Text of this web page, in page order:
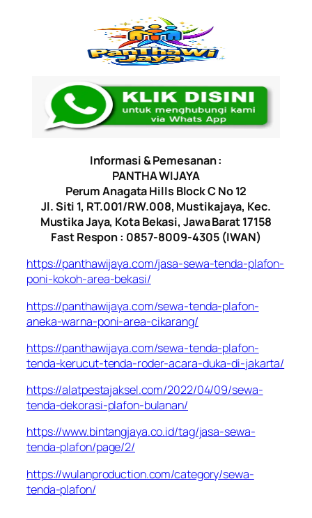
Informasi & Pemesanan :
PANTHA WIJAYA
Perum Anagata Hills Block C No 12
Jl. Siti 1, RT.001/RW.008, Mustikajaya, Kec.
Mustika Jaya, Kota Bekasi, Jawa Barat 17158
Fast Respon : 0857-8009-4305 (IWAN)
https://panthawijaya.com/jasa-sewa-tenda-plafon-
poni-kokoh-area-bekasi/
https://panthawijaya.com/sewa-tenda-plafon-
aneka-warna-poni-area-cikarang/
https://panthawijaya.com/sewa-tenda-plafon-
tenda-kerucut-tenda-roder-acara-duka-di-jakarta/
https://alatpestajaksel.com/2022/04/09/sewa-
tenda-dekorasi-plafon-bulanan/
https://www.bintangjaya.co.id/tag/jasa-sewa-
tenda-plafon/page/2/
https://wulanproduction.com/category/sewa-
tenda-plafon/